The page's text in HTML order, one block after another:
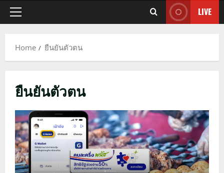
Primary
LIVE
Home ยืนยันตัวตน
ยืนยันตัวตน